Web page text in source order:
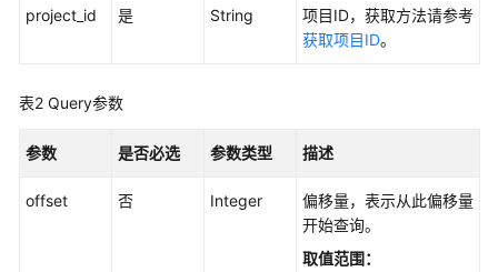
指
最
实
project_id 是 String
项目ID，获取方法请参考
获取项目ID。
表2 Query参数
参数 是否必选 参数类型 描述
offset 否 Integer
偏移量，表示从此偏移量
开始查询。
取值范围：